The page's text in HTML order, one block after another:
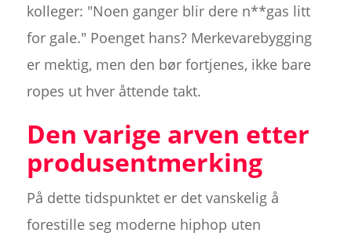
kolleger: "Noen ganger blir dere n**gas litt
for gale." Poenget hans? Merkevarebygging
er mektig, men den bør fortjenes, ikke bare
ropes ut hver åttende takt.
Den varige arven etter
produsentmerking
På dette tidspunktet er det vanskelig å
forestille seg moderne hiphop uten